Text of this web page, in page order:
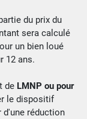
du prix du
sera calculé
un bien loué
12 ans.
de LMNP ou pour
le dispositif
d'une réduction